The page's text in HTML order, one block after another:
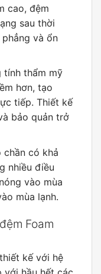
cao, đệm
sau thời
và ổn
tính thẩm mỹ
hơn, tạo
tiếp. Thiết kế
bảo quản trở
chần có khả
nhiều điều
vào mùa
mùa lạnh.
Foam
kế với hệ